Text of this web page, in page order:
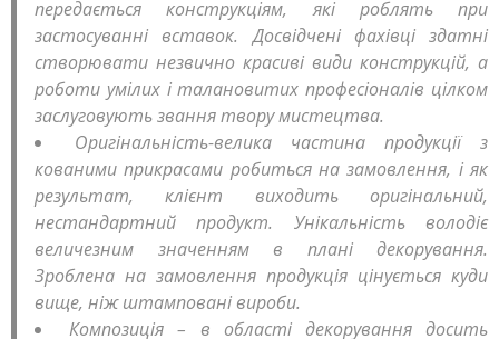
передається конструкціям, які роблять при
застосуванні вставок. Досвідчені фахівці здатні
створювати незвично красиві види конструкцій, а
роботи умілих і талановитих професіоналів цілком
заслуговують звання твору мистецтва.
Оригінальність-велика частина продукції з
кованими прикрасами робиться на замовлення, і як
результат, клієнт виходить оригінальний,
нестандартний продукт. Унікальність володіє
величезним значенням в плані декорування.
Зроблена на замовлення продукція цінується куди
вище, ніж штамповані вироби.
Композиція – в області декорування досить